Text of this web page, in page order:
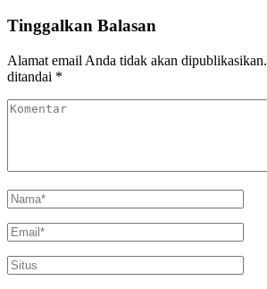
Tinggalkan Balasan
Alamat email Anda tidak akan dipublikasikan.
ditandai *